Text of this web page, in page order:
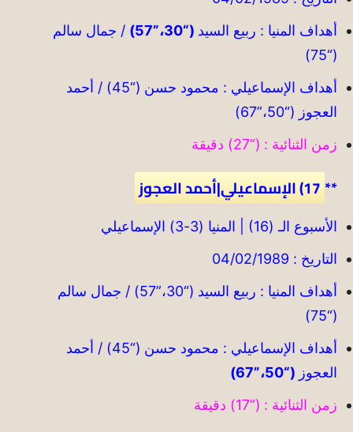
أهداف المنيا : ربيع السيد (“30،”57)
/ جمال سالم
(“75)
أهداف الإسماعيلي : محمود حسن (“45) / أحمد
العجوز (“50،”67)
زمن الثنائية : (“27) دقيقة
**17) الإسماعيلي|أحمد العجوز
الأسبوع الـ (16) | المنيا (3-3) الإسماعيلي
التاريخ : 04/02/1989
أهداف المنيا : ربيع السيد (“30،”57) / جمال سالم
(“75)
أهداف الإسماعيلي : محمود حسن (“45) / أحمد
العجوز (“50،”67)
زمن الثنائية : (“17) دقيقة